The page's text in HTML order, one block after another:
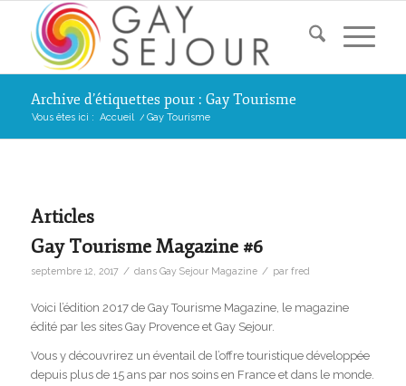
Archive d’étiquettes pour : Gay Tourisme
Vous êtes ici : Accueil / Gay Tourisme
Articles
Gay Tourisme Magazine #6
septembre 12, 2017 / dans Gay Sejour Magazine / par fred
Voici l’édition 2017 de Gay Tourisme Magazine, le magazine
édité par les sites Gay Provence et Gay Sejour.
Vous y découvrirez un éventail de l’offre touristique développée
depuis plus de 15 ans par nos soins en France et dans le monde.